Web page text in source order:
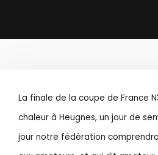
La finale de la coupe de France
chaleur à Heugnes, un jour de
jour notre fédération